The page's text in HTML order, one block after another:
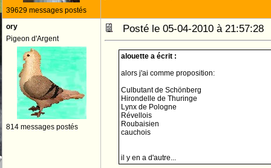
39629 messages postés
ory
Pigeon d'Argent
814 messages postés
Posté le 05-04-2010 à
alouette a écrit :
alors j'ai comme proposition:
Culbutant de Schönberg
Hirondelle de Thuringe
Lynx de Pologne
Révellois
Roubaisien
cauchois
il y en a d'autre...